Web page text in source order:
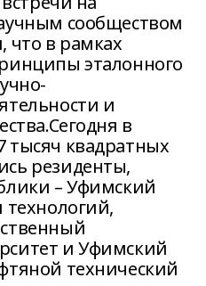
сообществом
что в рамках
эталонного
и
в
квадратных
резиденты,
– Уфимский
технологий,
и Уфимский
технический